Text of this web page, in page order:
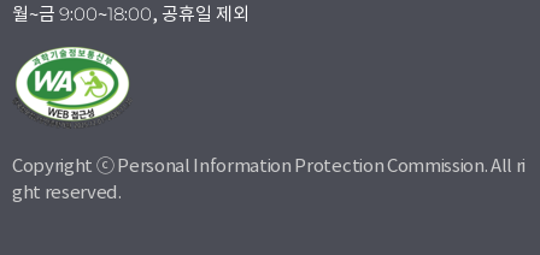
월~금 9:00~18:00, 공휴일 제외
Copyright ⓒ Personal Information Protection Commission. All ri
ght reserved.